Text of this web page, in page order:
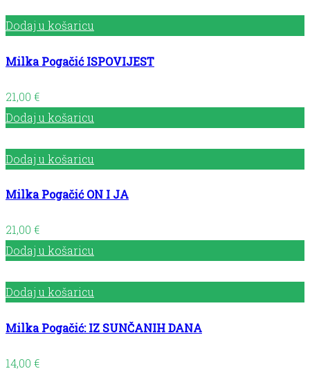
Dodaj u košaricu
Milka Pogačić ISPOVIJEST
21,00 €
Dodaj u košaricu
Dodaj u košaricu
Milka Pogačić ON I JA
21,00 €
Dodaj u košaricu
Dodaj u košaricu
Milka Pogačić: IZ SUNČANIH DANA
14,00 €